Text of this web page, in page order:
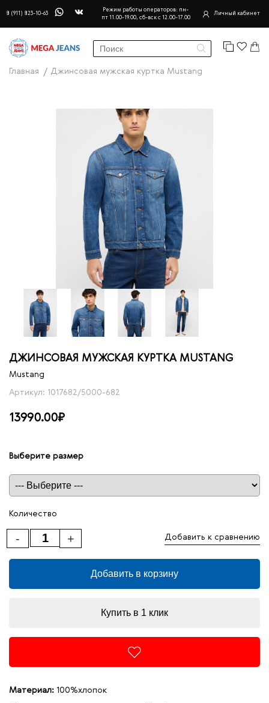
8 (911) 823-10-63
Режим работы операторов: пн-
пт 11.00-19.00, сб-вск с 12.00-17.00
Личный кабинет
Главная Джинсовая мужская куртка Mustang
ДЖИНСОВАЯ МУЖСКАЯ КУРТКА MUSTANG
Mustang
Артикул: 1017682/5000-682
13990.00₽
Выберите размер
Таблица размеров
Количество
+
- Добавить к сравнению
Добавить в корзину
Купить в 1 клик
Материал: 100%хлопок